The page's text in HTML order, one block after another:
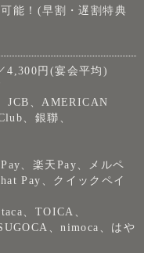
能！(早割・遅割特典
4,300円(宴会平均)
JCB、AMERICAN
、銀聯、
、楽天Pay、メルペ
Pay、クイックペイ
、TOICA、
、nimoca、はや